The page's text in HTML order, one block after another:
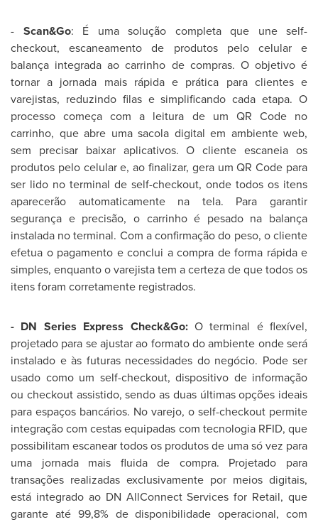
- Scan&Go: É uma solução completa que une self-
checkout, escaneamento de produtos pelo celular e
balança integrada ao carrinho de compras. O objetivo é
tornar a jornada mais rápida e prática para clientes e
varejistas, reduzindo filas e simplificando cada etapa. O
processo começa com a leitura de um QR Code no
carrinho, que abre uma sacola digital em ambiente web,
sem precisar baixar aplicativos. O cliente escaneia os
produtos pelo celular e, ao finalizar, gera um QR Code para
ser lido no terminal de self-checkout, onde todos os itens
aparecerão automaticamente na tela. Para garantir
segurança e precisão, o carrinho é pesado na balança
instalada no terminal. Com a confirmação do peso, o cliente
efetua o pagamento e conclui a compra de forma rápida e
simples, enquanto o varejista tem a certeza de que todos os
itens foram corretamente registrados.
- DN Series Express Check&Go:O terminal é flexível,
projetado para se ajustar ao formato do ambiente onde será
instalado e às futuras necessidades do negócio. Pode ser
usado como um self-checkout, dispositivo de informação
ou checkout assistido, sendo as duas últimas opções ideais
para espaços bancários. No varejo, o self-checkout permite
integração com cestas equipadas com tecnologia RFID, que
possibilitam escanear todos os produtos de uma só vez para
uma jornada mais fluida de compra. Projetado para
transações realizadas exclusivamente por meios digitais,
está integrado ao DN AllConnect Services for Retail, que
garante até 99,8% de disponibilidade operacional, com